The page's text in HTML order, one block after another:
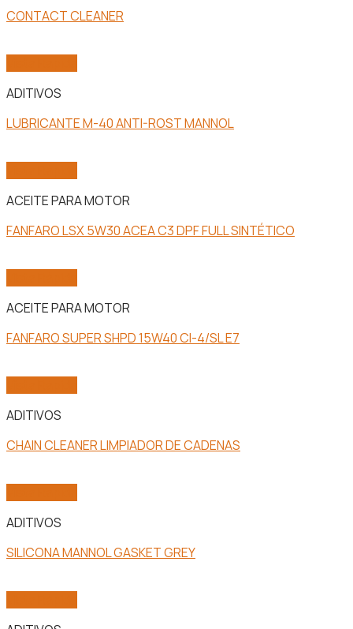
CONTACT CLEANER
ADITIVOS
LUBRICANTE M-40 ANTI-ROST MANNOL
ACEITE PARA MOTOR
FANFARO LSX 5W30 ACEA C3 DPF FULL SINTÉTICO
ACEITE PARA MOTOR
FANFARO SUPER SHPD 15W40 CI-4/SL E7
ADITIVOS
CHAIN CLEANER LIMPIADOR DE CADENAS
ADITIVOS
SILICONA MANNOL GASKET GREY